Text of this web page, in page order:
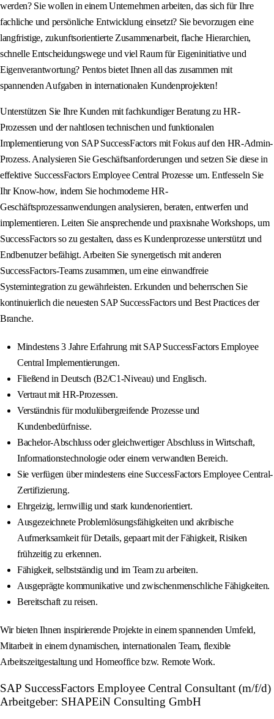
werden? Sie wollen in einem Unternehmen arbeiten, das sich für Ihre
fachliche und persönliche Entwicklung einsetzt? Sie bevorzugen eine
langfristige, zukunftsorientierte Zusammenarbeit, flache Hierarchien,
schnelle Entscheidungswege und viel Raum für Eigeninitiative und
Eigenverantwortung? Pentos bietet Ihnen all das zusammen mit
spannenden Aufgaben in internationalen Kundenprojekten!
Unterstützen Sie Ihre Kunden mit fachkundiger Beratung zu HR-
Prozessen und der nahtlosen technischen und funktionalen
Implementierung von SAP SuccessFactors mit Fokus auf den HR-Admin-
Prozess. Analysieren Sie Geschäftsanforderungen und setzen Sie diese in
effektive SuccessFactors Employee Central Prozesse um. Entfesseln Sie
Ihr Know-how, indem Sie hochmoderne HR-
Geschäftsprozessanwendungen analysieren, beraten, entwerfen und
implementieren. Leiten Sie ansprechende und praxisnahe Workshops, um
SuccessFactors so zu gestalten, dass es Kundenprozesse unterstützt und
Endbenutzer befähigt. Arbeiten Sie synergetisch mit anderen
SuccessFactors-Teams zusammen, um eine einwandfreie
Systemintegration zu gewährleisten. Erkunden und beherrschen Sie
kontinuierlich die neuesten SAP SuccessFactors und Best Practices der
Branche.
Mindestens 3 Jahre Erfahrung mit SAP SuccessFactors Employee
Central Implementierungen.
Fließend in Deutsch (B2/C1-Niveau) und Englisch.
Vertraut mit HR-Prozessen.
Verständnis für modulübergreifende Prozesse und
Kundenbedürfnisse.
Bachelor-Abschluss oder gleichwertiger Abschluss in Wirtschaft,
Informationstechnologie oder einem verwandten Bereich.
Sie verfügen über mindestens eine SuccessFactors Employee Central-
Zertifizierung.
Ehrgeizig, lernwillig und stark kundenorientiert.
Ausgezeichnete Problemlösungsfähigkeiten und akribische
Aufmerksamkeit für Details, gepaart mit der Fähigkeit, Risiken
frühzeitig zu erkennen.
Fähigkeit, selbstständig und im Team zu arbeiten.
Ausgeprägte kommunikative und zwischenmenschliche Fähigkeiten.
Bereitschaft zu reisen.
Wir bieten Ihnen inspirierende Projekte in einem spannenden Umfeld,
Mitarbeit in einem dynamischen, internationalen Team, flexible
Arbeitszeitgestaltung und Homeoffice bzw. Remote Work.
SAP SuccessFactors Employee Central Consultant (m/f/d)
Arbeitgeber: SHAPEiN Consulting GmbH